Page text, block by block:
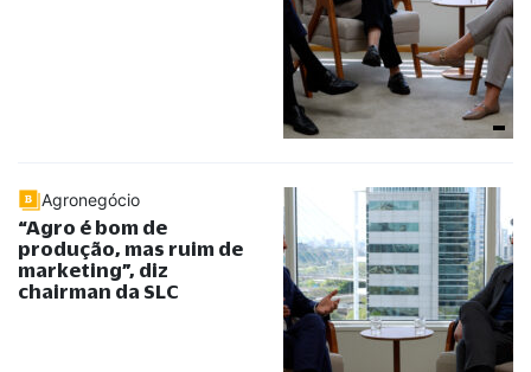
Agronegócio
“Agro é bom de
produção, mas ruim de
marketing”, diz
chairman da SLC